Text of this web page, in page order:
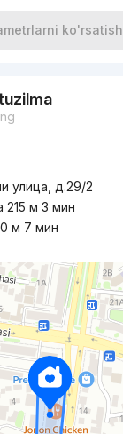
(98) 301...
ko'rsatish
улица, д.29/2
м 3 мин
м 7 мин